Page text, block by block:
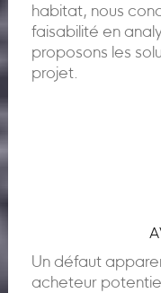
habitat, nous
faisabilité en
proposons les
projet.
Un défaut
acheteur